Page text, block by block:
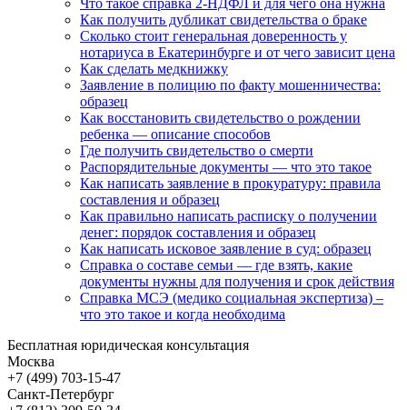
Что такое справка 2-НДФЛ и для чего она нужна
Как получить дубликат свидетельства о браке
Сколько стоит генеральная доверенность у
нотариуса в Екатеринбурге и от чего зависит цена
Как сделать медкнижку
Заявление в полицию по факту мошенничества:
образец
Как восстановить свидетельство о рождении
ребенка — описание способов
Где получить свидетельство о смерти
Распорядительные документы — что это такое
Как написать заявление в прокуратуру: правила
составления и образец
Как правильно написать расписку о получении
денег: порядок составления и образец
Как написать исковое заявление в суд: образец
Справка о составе семьи — где взять, какие
документы нужны для получения и срок действия
Справка МСЭ (медико социальная экспертиза) –
что это такое и когда необходима
Бесплатная юридическая консультация
Москва
+7 (499) 703-15-47
Санкт-Петербург